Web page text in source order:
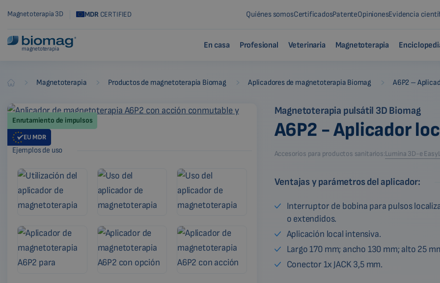
Magnetoterapia 3D MDRCERTIFIED Quiénes somosCertificadosPatenteOpinionesEvidencia
magnetoterapia En casa Profesional Veterinaria Magnetoterapia
Biomag Magnetoterapia Productos de magnetoterapia Biomag Aplicadores de magnetoterapia Biomag A6P2 –
Enrutamiento de impulsos
EUMDR
Ejemplos de uso
Magnetoterapia pulsátil 3D Biomag
A6P2 - Aplicador
Accesorios para productos sanitarios:Lumina 3D-e Easy
Ventajas y parámetros del aplicador:
Interruptor de bobina para pulsos
o extendidos.
Aplicación local intensiva.
Largo 170 mm; ancho 130 mm; alto 25
Conector 1x JACK 3,5 mm.